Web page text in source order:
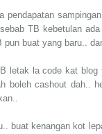
pendapatan
TB kebetulan
pun buat yang baru..
letak la code kat blog
boleh cashout dah..
buat kenangan kot